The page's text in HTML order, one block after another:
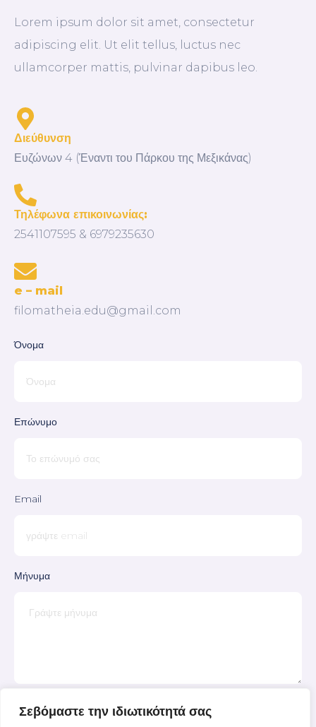
Σεβόμαστε την ιδιωτικότητά σας
Lorem ipsum dolor sit amet, consectetur
adipiscing elit. Ut elit tellus, luctus nec
ullamcorper mattis, pulvinar dapibus leo.
Διεύθυνση
Ευζώνων 4 (Έναντι του Πάρκου της Μεξικάνας)
Τηλέφωνα επικοινωνίας:
2541107595 & 6979235630
e – mail
filomatheia.edu@gmail.com
Όνομα
Επώνυμο
Email
Μήνυμα
ΑΠΟΣΤΟΛΗ ΜΗΝΥΜΑΤΟΣ